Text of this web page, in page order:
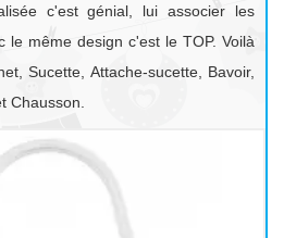
c'est génial, lui associer les
le même design c'est le TOP. Voilà
Sucette, Attache-sucette, Bavoir,
Chausson.